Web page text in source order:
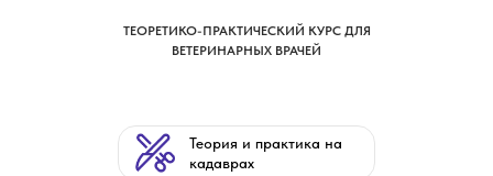
ТЕОРЕТИКО-ПРАКТИЧЕСКИЙ КУРС ДЛЯ
ВЕТЕРИНАРНЫХ ВРАЧЕЙ
Теория и практика на
кадаврах